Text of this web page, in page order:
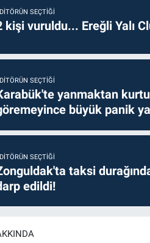
SEÇTIĞI
kişi vuruldu... Ereğli Yalı
SEÇTIĞI
yanmaktan
büyük panik
SEÇTIĞI
taksi
edildi!